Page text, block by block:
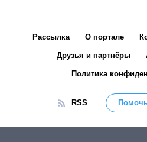
Рассылка О портале
Друзья и партнёры
Политика
RSS